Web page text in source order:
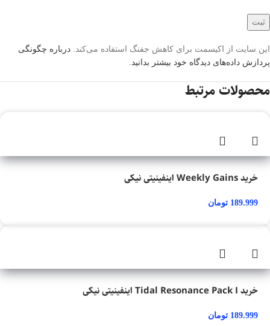
این سایت از اکیسمت برای کاهش جفنگ استفاده می‌کند. درباره چگونگی
پردازش داده‌های دیدگاه خود بیشتر بدانید.
محصولات مرتبط
خرید Weekly Gains اینفینیتی نیکی
189.999 تومان
خرید Tidal Resonance Pack I اینفینیتی نیکی
189.999 تومان